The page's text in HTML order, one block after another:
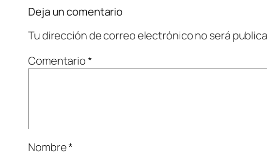
Deja un comentario
Tu dirección de correo electrónico no será
Comentario*
Nombre*